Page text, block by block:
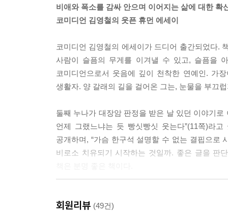
비애와 폭소를 감싸 안으며 이어지는 삶에 대한 확
코미디언 김영철의 웃픈 휴먼 에세이
코미디언 김영철의 에세이가 드디어 출간되었다.
사람이 슬픔의 무게를 이겨낼 수 있고, 슬픔을
코미디언으로서 웃음에 깊이 천착한 연예인. 가
생활자. 양 갈래의 길을 걸어온 그는, 눈물을 부끄
둘째 누나가 대장암 판정을 받은 날 있던 이야기
언제 그랬느냐는 듯 빵싯빵싯 웃는다”(11쪽)라
공개하며, “가슴 한구석 설명할 수 없는 결핍으로
비로소 치유되기 시작하는 것일까. 좋은 글을 판
우리를 울고 웃게 하는 성분들
회원리뷰 (49건)